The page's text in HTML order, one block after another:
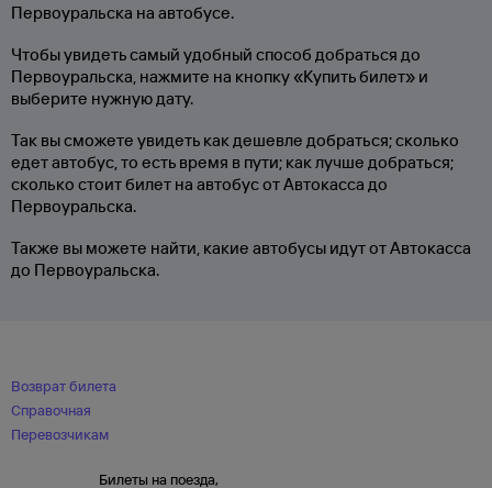
Первоуральска на автобусе.
Чтобы увидеть самый удобный способ добраться до
Первоуральска, нажмите на кнопку «Купить билет» и
выберите нужную дату.
Так вы сможете увидеть как дешевле добраться; сколько
едет автобус, то есть время в пути; как лучше добраться;
сколько стоит билет на автобус от Автокасса до
Первоуральска.
Также вы можете найти, какие автобусы идут от Автокасса
до Первоуральска.
Возврат билета
Справочная
Перевозчикам
Билеты на поезда,